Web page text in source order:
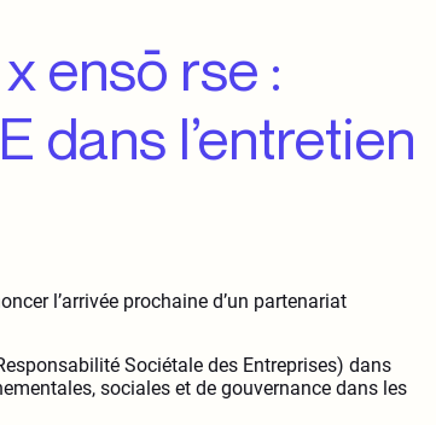
ensō rse :
dans l’entretien
l’arrivée prochaine d’un partenariat
Sociétale des Entreprises) dans
sociales et de gouvernance dans les